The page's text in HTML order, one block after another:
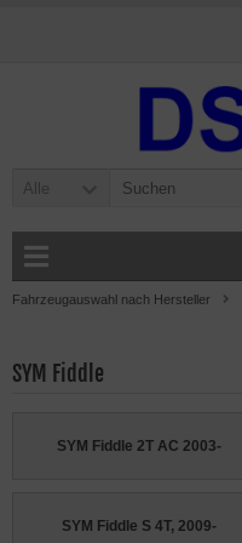
Alle
Fahrzeugauswahl nach Hersteller
SYM Fiddle
SYM Fiddle 2T AC 2003-
SYM Fiddle S 4T, 2009-